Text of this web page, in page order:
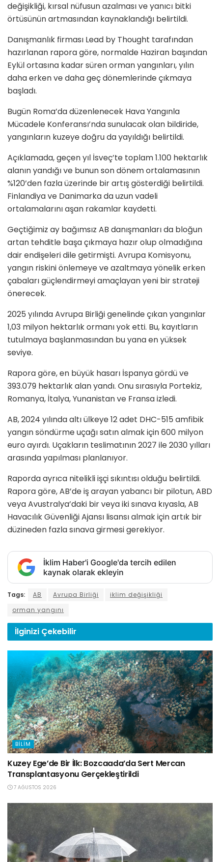
değişikliği, kırsal nüfusun azalması ve yanıcı bitki
örtüsünün artmasından kaynaklandığı belirtildi.
Danışmanlık firması Lead by Thought tarafından
hazırlanan rapora göre, normalde Haziran başından
Eylül ortasına kadar süren orman yangınları, yılın
daha erken ve daha geç dönemlerinde çıkmaya
başladı.
Bugün Roma’da düzenlenecek Hava Yangınla
Mücadele Konferansı’nda sunulacak olan bildiride,
yangınların kuzeye doğru da yayıldığı belirtildi.
Açıklamada, geçen yıl İsveç’te toplam 1.100 hektarlık
alanın yandığı ve bunun son dönem ortalamasının
%120’den fazla üzerinde bir artış gösterdiği belirtildi.
Finlandiya ve Danimarka da uzun vadeli
ortalamalarını aşan rakamlar kaydetti.
Geçtiğimiz ay bağımsız AB danışmanları da bloğun
artan tehditle başa çıkmaya hazır olup olmadığına
dair endişeleri dile getirmişti. Avrupa Komisyonu,
yangın riskini önlemeye ve azaltmaya yönelik erken
çabaları güçlendirmeyi amaçlayan yeni bir strateji
önerecek.
2025 yılında Avrupa Birliği genelinde çıkan yangınlar
1,03 milyon hektarlık ormanı yok etti. Bu, kayıtların
tutulmaya başlanmasından bu yana en yüksek
seviye.
Rapora göre, en büyük hasarı İspanya gördü ve
393.079 hektarlık alan yandı. Onu sırasıyla Portekiz,
Romanya, İtalya, Yunanistan ve Fransa izledi.
AB, 2024 yılında altı ülkeye 12 adet DHC-515 amfibik
yangın söndürme uçağı satın almak için 600 milyon
euro ayırdı. Uçakların teslimatının 2027 ile 2030 yılları
arasında yapılması planlanıyor.
Raporda ayrıca nitelikli işçi sıkıntısı olduğu belirtildi.
Rapora göre, AB’de iş arayan yabancı bir pilotun, ABD
veya Avustralya’daki bir veya iki sınava kıyasla, AB
Havacılık Güvenliği Ajansı lisansı almak için artık bir
düzineden fazla sınava girmesi gerekiyor.
İklim Haber'i Google'da tercih edilen
kaynak olarak ekleyin
Tags: AB Avrupa Birliği
iklim değişikliği
orman yangını
İlginizi Çekebilir
BILIM
Kuzey Ege’de Bir İlk: Bozcaada’da Sert Mercan
Transplantasyonu Gerçekleştirildi
7 AĞUSTOS 2026